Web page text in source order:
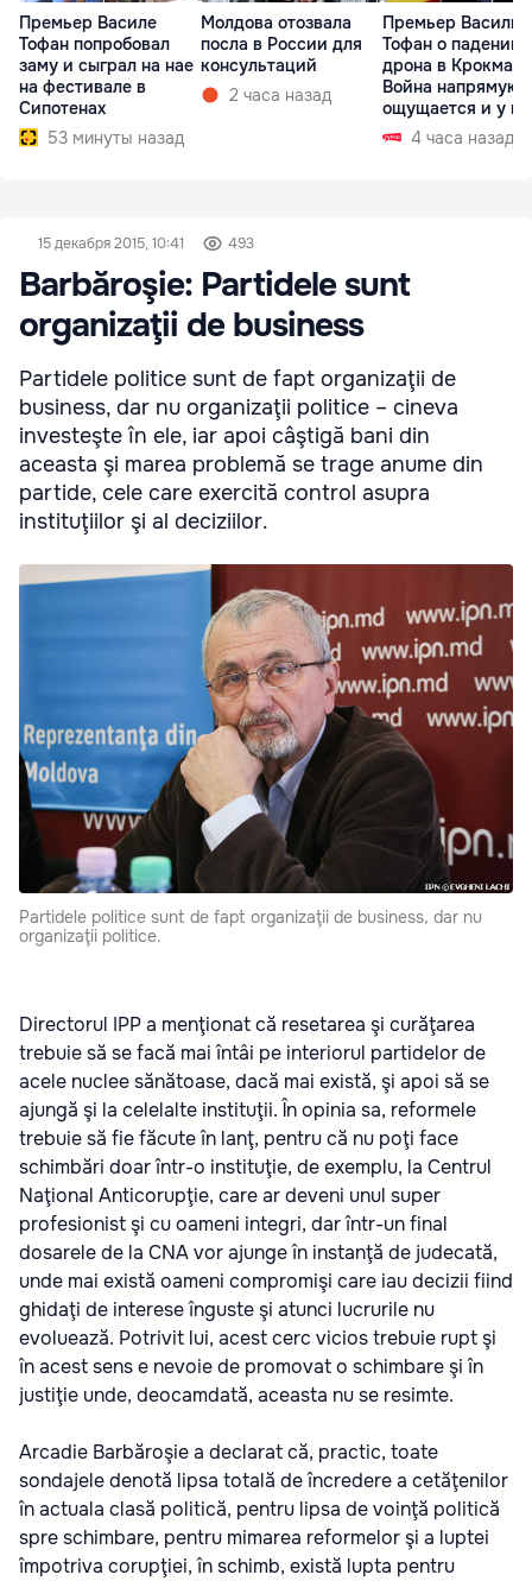
Премьер Василе
Тофан попробовал
заму и сыграл на нае
на фестивале в
Сипотенах
53 минуты назад
Молдова отозвала
посла в России для
консультаций
2 часа назад
Премьер Василий
Тофан о падении
дрона в
Война напрямую
ощущается и у
4 часа назад
15 декабря 2015, 10:41 493
Barbăroşie: Partidele sunt
organizaţii de business
Partidele politice sunt de fapt organizaţii de
business, dar nu organizaţii politice – cineva
investeşte în ele, iar apoi câştigă bani din
aceasta şi marea problemă se trage anume din
partide, cele care exercită control asupra
instituţiilor şi al deciziilor.
Partidele politice sunt de fapt organizaţii de business, dar nu
organizaţii politice.
Directorul IPP a menţionat că resetarea şi curăţarea
trebuie să se facă mai întâi pe interiorul partidelor de
acele nuclee sănătoase, dacă mai există, şi apoi să se
ajungă şi la celelalte instituţii. În opinia sa, reformele
trebuie să fie făcute în lanţ, pentru că nu poţi face
schimbări doar într-o instituţie, de exemplu, la Centrul
Naţional Anticorupţie, care ar deveni unul super
profesionist şi cu oameni integri, dar într-un final
dosarele de la CNA vor ajunge în instanţă de judecată,
unde mai există oameni compromişi care iau decizii fiind
ghidaţi de interese înguste şi atunci lucrurile nu
evoluează. Potrivit lui, acest cerc vicios trebuie rupt şi
în acest sens e nevoie de promovat o schimbare şi în
justiţie unde, deocamdată, aceasta nu se resimte.
Arcadie Barbăroşie a declarat că, practic, toate
sondajele denotă lipsa totală de încredere a cetăţenilor
în actuala clasă politică, pentru lipsa de voinţă politică
spre schimbare, pentru mimarea reformelor şi a luptei
împotriva corupţiei, în schimb, există lupta pentru